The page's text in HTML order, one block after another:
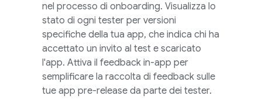
nel processo di onboarding. Visualizza lo
stato di ogni tester per versioni
specifiche della tua app, che indica chi ha
accettato un invito al test e scaricato
l'app. Attiva il feedback in-app per
semplificare la raccolta di feedback sulle
tue app pre-release da parte dei tester.